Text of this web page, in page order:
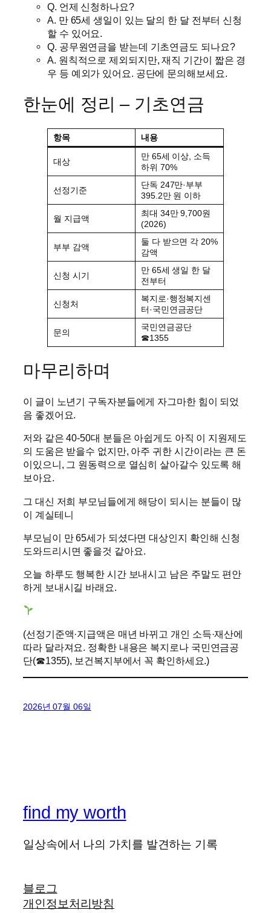
Q. 언제 신청하나요?
A. 만 65세 생일이 있는 달의 한 달 전부터 신청
할 수 있어요.
Q. 공무원연금을 받는데 기초연금도 되나요?
A. 원칙적으로 제외되지만, 재직 기간이 짧은 경
우 등 예외가 있어요. 공단에 문의해보세요.
한눈에 정리 – 기초연금
항목 내용
대상
만 65세 이상, 소득
하위 70%
선정기준
단독 247만·부부
395.2만 원 이하
월 지급액
최대 34만 9,700원
(2026)
부부 감액
둘 다 받으면 각 20%
감액
신청 시기
만 65세 생일 한 달
전부터
신청처
복지로·행정복지센
터·국민연금공단
문의
국민연금공단
☎1355
마무리하며
이 글이 노년기 구독자분들에게 자그마한 힘이 되었
음 좋겠어요.
저와 같은 40-50대 분들은 아쉽게도 아직 이 지원제도
의 도움은 받을수 없지만, 아주 귀한 시간이라는 큰 돈
이있으니, 그 원동력으로 열심히 살아갈수 있도록 해
보아요.
그 대신 저희 부모님들에게 해당이 되시는 분들이 많
이 계실테니
부모님이 만 65세가 되셨다면 대상인지 확인해 신청
도와드리시면 좋을것 같아요.
오늘 하루도 행복한 시간 보내시고 남은 주말도 편안
하게 보내시길 바래요.
(선정기준액·지급액은 매년 바뀌고 개인 소득·재산에
따라 달라져요. 정확한 내용은 복지로나 국민연금공
단(☎1355), 보건복지부에서 꼭 확인하세요.)
2026년 07월 06일
find my worth
일상속에서 나의 가치를 발견하는 기록
블로그
개인정보처리방침